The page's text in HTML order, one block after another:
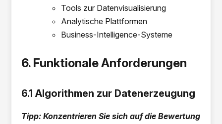
Tools zur Datenvisualisierung
Analytische Plattformen
Business-Intelligence-Systeme
6. Funktionale Anforderungen
6.1 Algorithmen zur Datenerzeugung
Tipp: Konzentrieren Sie sich auf die Bewertung